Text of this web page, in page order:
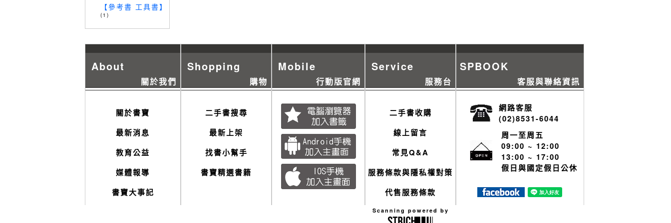
【參考書 工具書】
(1)
About
關於我們
關於書寶
最新消息
教育公益
媒體報導
書寶大事記
Shopping
購物
二手書搜尋
最新上架
找書小幫手
書寶精選書籍
Mobile
行動版官網
Service
服務台
二手書收購
線上留言
常見Q&A
服務條款與隱私權對策
代售服務條款
Scanning powered by
SPBOOK
客服與聯絡資訊
網路客服
(02)8531-6044
周一至周五
09:00 ~ 12:00
13:00 ~ 17:00
假日與國定假日公休